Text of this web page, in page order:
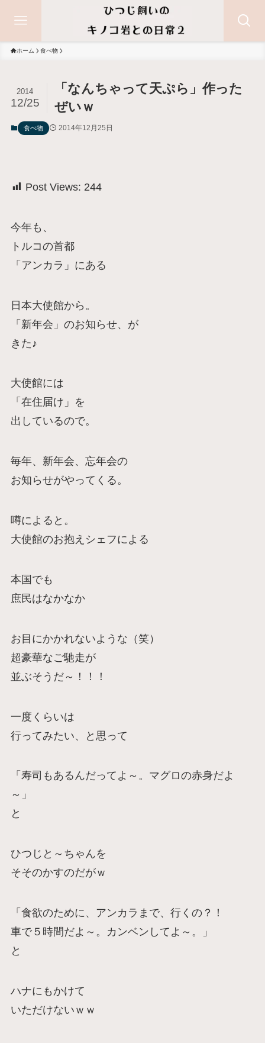
ホーム 食べ物
「なんちゃって天ぷら」作った
ぜいｗ
2014
12/25
食べ物 2014年12月25日
Post Views: 244
今年も、
トルコの首都
「アンカラ」にある
日本大使館から。
「新年会」のお知らせ、が
きた♪
大使館には
「在住届け」を
出しているので。
毎年、新年会、忘年会の
お知らせがやってくる。
噂によると。
大使館のお抱えシェフによる
本国でも
庶民はなかなか
お目にかかれないような（笑）
超豪華なご馳走が
並ぶそうだ～！！！
一度くらいは
行ってみたい、と思って
「寿司もあるんだってよ～。マグロの赤身だよ
～」
と
ひつじと～ちゃんを
そそのかすのだがｗ
「食欲のために、アンカラまで、行くの？！
車で５時間だよ～。カンベンしてよ～。」
と
ハナにもかけて
いただけないｗｗ